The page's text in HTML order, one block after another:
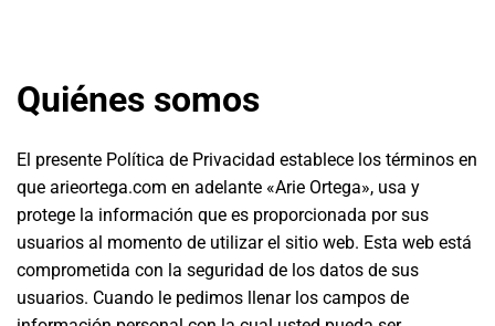
Quiénes somos
El presente Política de Privacidad establece los términos en
que arieortega.com en adelante «Arie Ortega», usa y
protege la información que es proporcionada por sus
usuarios al momento de utilizar el sitio web. Esta web está
comprometida con la seguridad de los datos de sus
usuarios. Cuando le pedimos llenar los campos de